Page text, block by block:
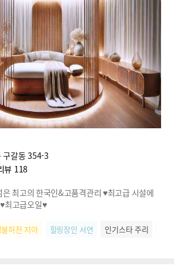
구갈동 354-3
뷰 118
최고의 한국인&고품격관리 ♥최고급 시설에
최고급오일♥
불허전 지아 힐링장인 서연 인기스타 주리